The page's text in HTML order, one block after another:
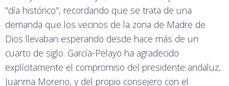
"día histórico", recordando que se trata de una
demanda que los vecinos de la zona de Madre de
Dios llevaban esperando desde hace más de un
cuarto de siglo. García-Pelayo ha agradecido
explícitamente el compromiso del presidente andaluz,
Juanma Moreno, y del propio consejero con el